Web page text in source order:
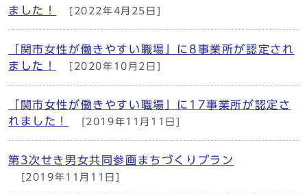
ました！
[2022年4月25日]
「関市女性が働きやすい職場」に8事業所が認定され
ました！
[2020年10月2日]
「関市女性が働きやすい職場」に17事業所が認定さ
れました！
[2019年11月11日]
第3次せき男女共同参画まちづくりプラン
[2019年11月11日]